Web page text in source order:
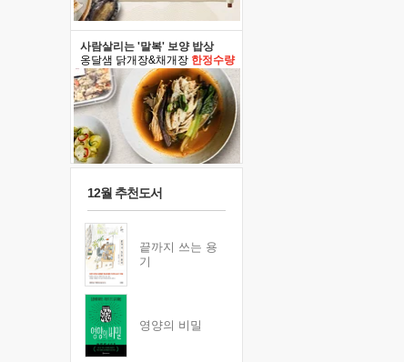
사람살리는 '말복' 보양 밥상
옹달샘 닭개장&채개장 한정수량
12월 추천도서
끝까지 쓰는 용
기
영양의 비밀